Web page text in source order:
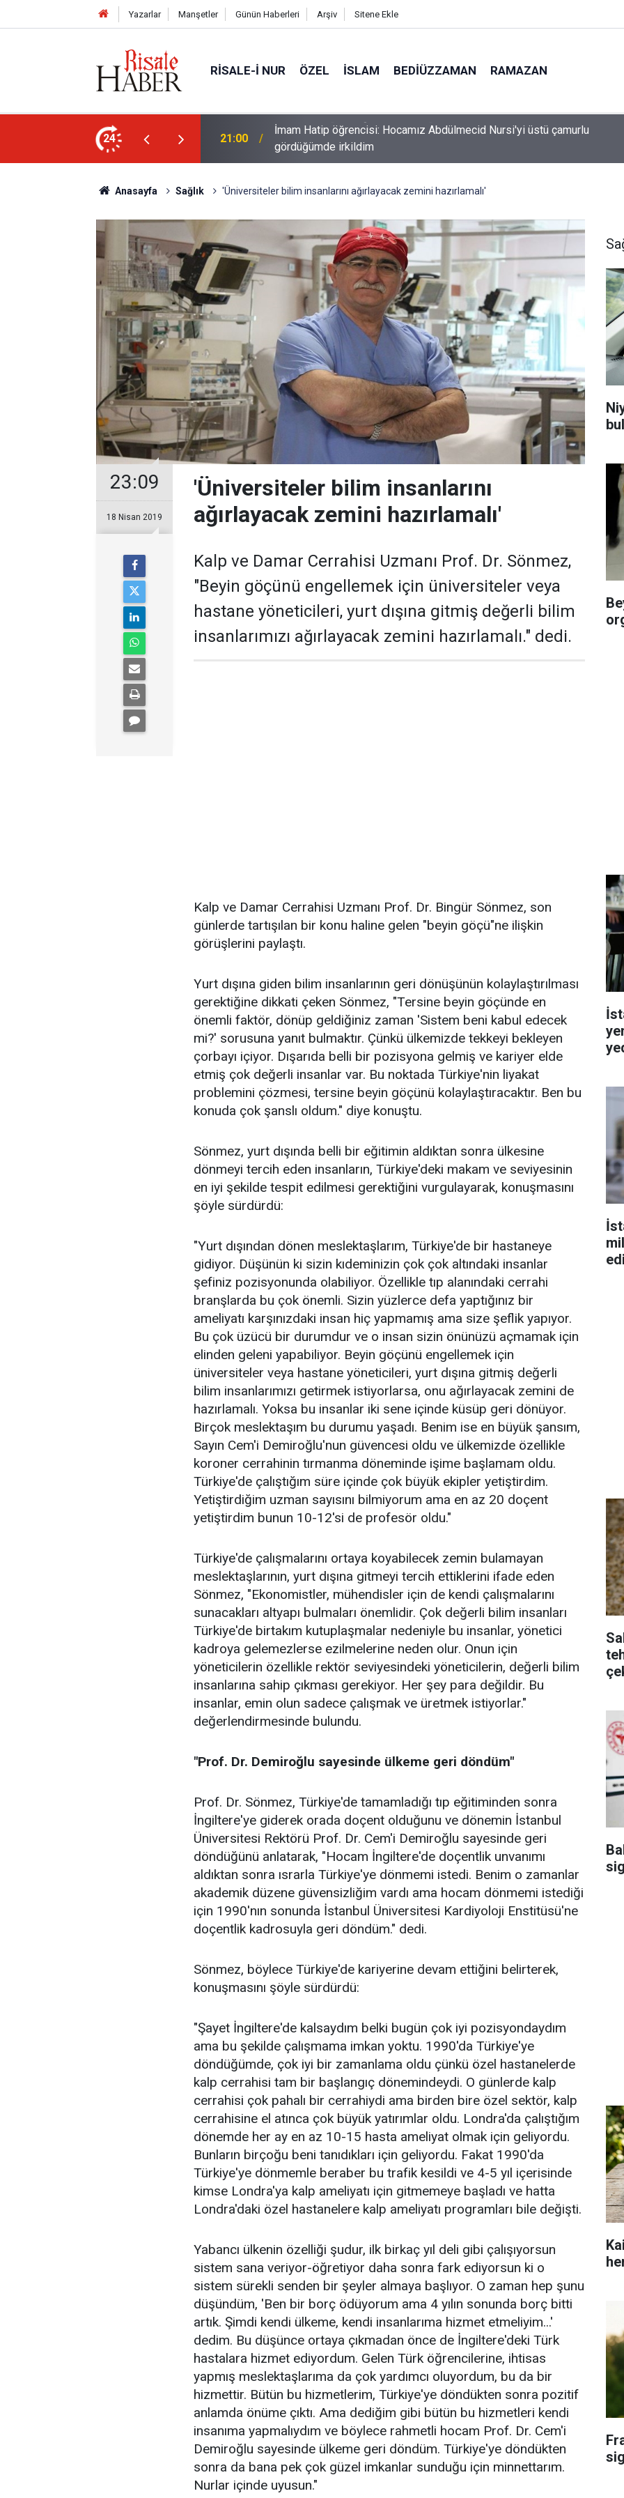
Yazarlar Manşetler Günün Haberleri Arşiv Sitene Ekle
RISALE-I NUR ÖZEL İSLAM BEDIÜZZAMAN RAMAZAN
24 21:00
İmam Hatip öğrencisi: Hocamız Abdülmecid Nursi'yi üstü çamurlu
gördüğümde irkildim
Anasayfa Sağlık 'Üniversiteler bilim insanlarını ağırlayacak zemini hazırlamalı'
23:09
18 Nisan 2019
'Üniversiteler bilim insanlarını
ağırlayacak zemini hazırlamalı'
Kalp ve Damar Cerrahisi Uzmanı Prof. Dr. Sönmez,
"Beyin göçünü engellemek için üniversiteler veya
hastane yöneticileri, yurt dışına gitmiş değerli bilim
insanlarımızı ağırlayacak zemini hazırlamalı." dedi.
Kalp ve Damar Cerrahisi Uzmanı Prof. Dr. Bingür Sönmez, son
günlerde tartışılan bir konu haline gelen "beyin göçü"ne ilişkin
görüşlerini paylaştı.
Yurt dışına giden bilim insanlarının geri dönüşünün kolaylaştırılması
gerektiğine dikkati çeken Sönmez, "Tersine beyin göçünde en
önemli faktör, dönüp geldiğiniz zaman 'Sistem beni kabul edecek
mi?' sorusuna yanıt bulmaktır. Çünkü ülkemizde tekkeyi bekleyen
çorbayı içiyor. Dışarıda belli bir pozisyona gelmiş ve kariyer elde
etmiş çok değerli insanlar var. Bu noktada Türkiye'nin liyakat
problemini çözmesi, tersine beyin göçünü kolaylaştıracaktır. Ben bu
konuda çok şanslı oldum." diye konuştu.
Sönmez, yurt dışında belli bir eğitimin aldıktan sonra ülkesine
dönmeyi tercih eden insanların, Türkiye'deki makam ve seviyesinin
en iyi şekilde tespit edilmesi gerektiğini vurgulayarak, konuşmasını
şöyle sürdürdü:
"Yurt dışından dönen meslektaşlarım, Türkiye'de bir hastaneye
gidiyor. Düşünün ki sizin kıdeminizin çok çok altındaki insanlar
şefiniz pozisyonunda olabiliyor. Özellikle tıp alanındaki cerrahi
branşlarda bu çok önemli. Sizin yüzlerce defa yaptığınız bir
ameliyatı karşınızdaki insan hiç yapmamış ama size şeflik yapıyor.
Bu çok üzücü bir durumdur ve o insan sizin önünüzü açmamak için
elinden geleni yapabiliyor. Beyin göçünü engellemek için
üniversiteler veya hastane yöneticileri, yurt dışına gitmiş değerli
bilim insanlarımızı getirmek istiyorlarsa, onu ağırlayacak zemini de
hazırlamalı. Yoksa bu insanlar iki sene içinde küsüp geri dönüyor.
Birçok meslektaşım bu durumu yaşadı. Benim ise en büyük şansım,
Sayın Cem'i Demiroğlu'nun güvencesi oldu ve ülkemizde özellikle
koroner cerrahinin tırmanma döneminde işime başlamam oldu.
Türkiye'de çalıştığım süre içinde çok büyük ekipler yetiştirdim.
Yetiştirdiğim uzman sayısını bilmiyorum ama en az 20 doçent
yetiştirdim bunun 10-12'si de profesör oldu."
Türkiye'de çalışmalarını ortaya koyabilecek zemin bulamayan
meslektaşlarının, yurt dışına gitmeyi tercih ettiklerini ifade eden
Sönmez, "Ekonomistler, mühendisler için de kendi çalışmalarını
sunacakları altyapı bulmaları önemlidir. Çok değerli bilim insanları
Türkiye'de birtakım kutuplaşmalar nedeniyle bu insanlar, yönetici
kadroya gelemezlerse ezilmelerine neden olur. Onun için
yöneticilerin özellikle rektör seviyesindeki yöneticilerin, değerli bilim
insanlarına sahip çıkması gerekiyor. Her şey para değildir. Bu
insanlar, emin olun sadece çalışmak ve üretmek istiyorlar."
değerlendirmesinde bulundu.
"Prof. Dr. Demiroğlu sayesinde ülkeme geri döndüm"
Prof. Dr. Sönmez, Türkiye'de tamamladığı tıp eğitiminden sonra
İngiltere'ye giderek orada doçent olduğunu ve dönemin İstanbul
Üniversitesi Rektörü Prof. Dr. Cem'i Demiroğlu sayesinde geri
döndüğünü anlatarak, "Hocam İngiltere'de doçentlik unvanımı
aldıktan sonra ısrarla Türkiye'ye dönmemi istedi. Benim o zamanlar
akademik düzene güvensizliğim vardı ama hocam dönmemi istediği
için 1990'nın sonunda İstanbul Üniversitesi Kardiyoloji Enstitüsü'ne
doçentlik kadrosuyla geri döndüm." dedi.
Sönmez, böylece Türkiye'de kariyerine devam ettiğini belirterek,
konuşmasını şöyle sürdürdü:
"Şayet İngiltere'de kalsaydım belki bugün çok iyi pozisyondaydım
ama bu şekilde çalışmama imkan yoktu. 1990'da Türkiye'ye
döndüğümde, çok iyi bir zamanlama oldu çünkü özel hastanelerde
kalp cerrahisi tam bir başlangıç dönemindeydi. O günlerde kalp
cerrahisi çok pahalı bir cerrahiydi ama birden bire özel sektör, kalp
cerrahisine el atınca çok büyük yatırımlar oldu. Londra'da çalıştığım
dönemde her ay en az 10-15 hasta ameliyat olmak için geliyordu.
Bunların birçoğu beni tanıdıkları için geliyordu. Fakat 1990'da
Türkiye'ye dönmemle beraber bu trafik kesildi ve 4-5 yıl içerisinde
kimse Londra'ya kalp ameliyatı için gitmemeye başladı ve hatta
Londra'daki özel hastanelere kalp ameliyatı programları bile değişti.
Yabancı ülkenin özelliği şudur, ilk birkaç yıl deli gibi çalışıyorsun
sistem sana veriyor-öğretiyor daha sonra fark ediyorsun ki o
sistem sürekli senden bir şeyler almaya başlıyor. O zaman hep şunu
düşündüm, 'Ben bir borç ödüyorum ama 4 yılın sonunda borç bitti
artık. Şimdi kendi ülkeme, kendi insanlarıma hizmet etmeliyim...'
dedim. Bu düşünce ortaya çıkmadan önce de İngiltere'deki Türk
hastalara hizmet ediyordum. Gelen Türk öğrencilerine, ihtisas
yapmış meslektaşlarıma da çok yardımcı oluyordum, bu da bir
hizmettir. Bütün bu hizmetlerim, Türkiye'ye döndükten sonra pozitif
anlamda önüme çıktı. Ama dediğim gibi bütün bu hizmetleri kendi
insanıma yapmalıydım ve böylece rahmetli hocam Prof. Dr. Cem'i
Demiroğlu sayesinde ülkeme geri döndüm. Türkiye'ye döndükten
sonra da bana pek çok güzel imkanlar sunduğu için minnettarım.
Nurlar içinde uyusun."